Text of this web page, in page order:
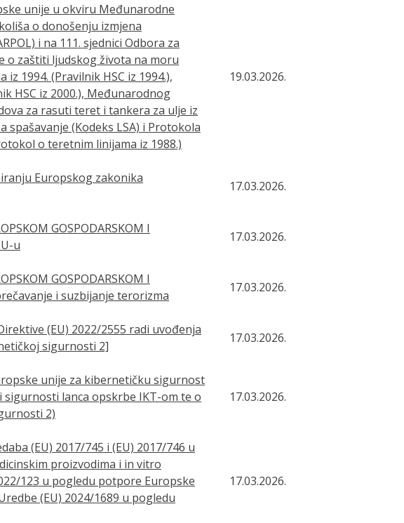
unije u okviru Međunarodne
o donošenju izmjena
i na 111. sjednici Odbora za
o zaštiti ljudskog života na moru
1994. (Pravilnik HSC iz 1994.),
HSC iz 2000.), Međunarodnog
za rasuti teret i tankera za ulje iz
spašavanje (Kodeks LSA) i Protokola
o teretnim linijama iz 1988.)
19.03.2026.
Europskog zakonika
17.03.2026.
GOSPODARSKOM I
u
17.03.2026.
GOSPODARSKOM I
i suzbijanje terorizma
17.03.2026.
(EU) 2022/2555 radi uvođenja
sigurnosti 2]
17.03.2026.
unije za kibernetičku sigurnost
lanca opskrbe IKT-om te o
2)
17.03.2026.
(EU) 2017/745 i (EU) 2017/746 u
proizvodima i in vitro
123 u pogledu potpore Europske
(EU) 2024/1689 u pogledu
17.03.2026.